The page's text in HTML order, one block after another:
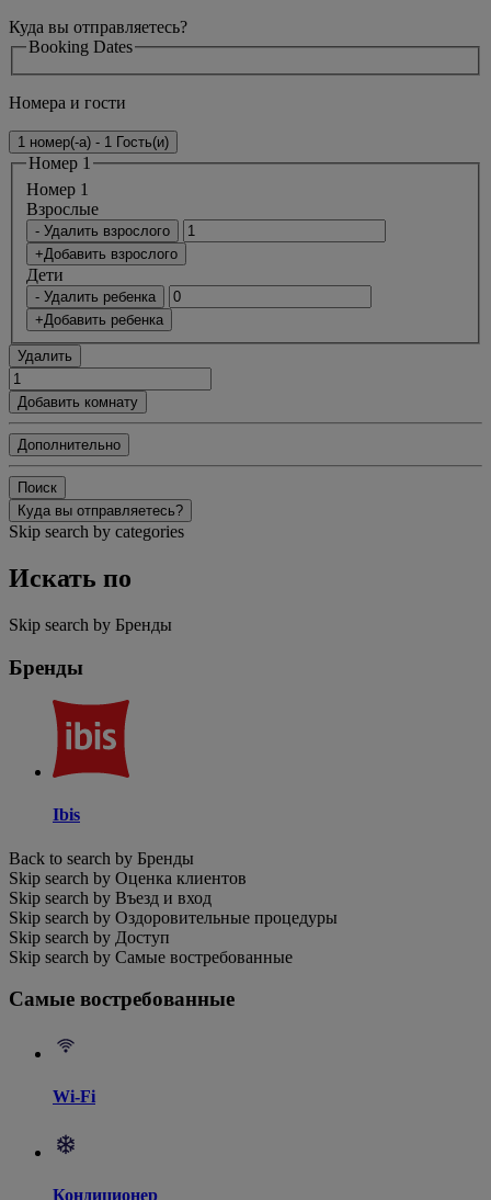
Куда вы отправляетесь?
Booking Dates
Номера и гости
1 номер(-а) - 1 Гость(и)
Номер 1
Номер 1
Bзрослые
- Удалить взрослого
+Добавить взрослого
Дети
- Удалить ребенка
+Добавить ребенка
Удалить
Добавить комнату
Дополнительно
Поиск
Куда вы отправляетесь?
Skip search by categories
Искать по
Skip search by Бренды
Бренды
Ibis
Back to search by Бренды
Skip search by Оценка клиентов
Skip search by Въезд и вход
Skip search by Оздоровительные процедуры
Skip search by Доступ
Skip search by Самые востребованные
Самые востребованные
Wi-Fi
Кондиционер